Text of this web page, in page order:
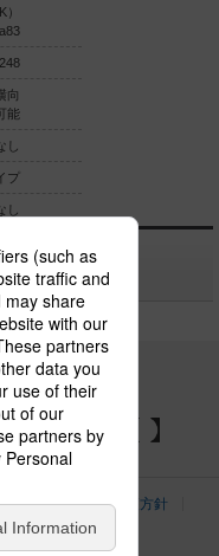
向
能
し
プ
アカウント
ー
個人情報保護方針
ングス